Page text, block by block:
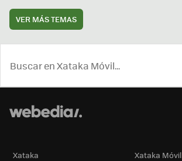
VER MÁS TEMAS
Xataka
Xataka Móvil